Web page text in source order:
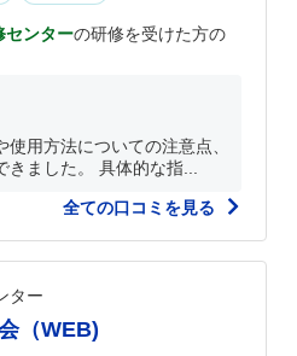
センターの研修を受けた方の
用方法についての注意点、
ました。 具体的な指...
全ての口コミを見る
ター
（WEB)